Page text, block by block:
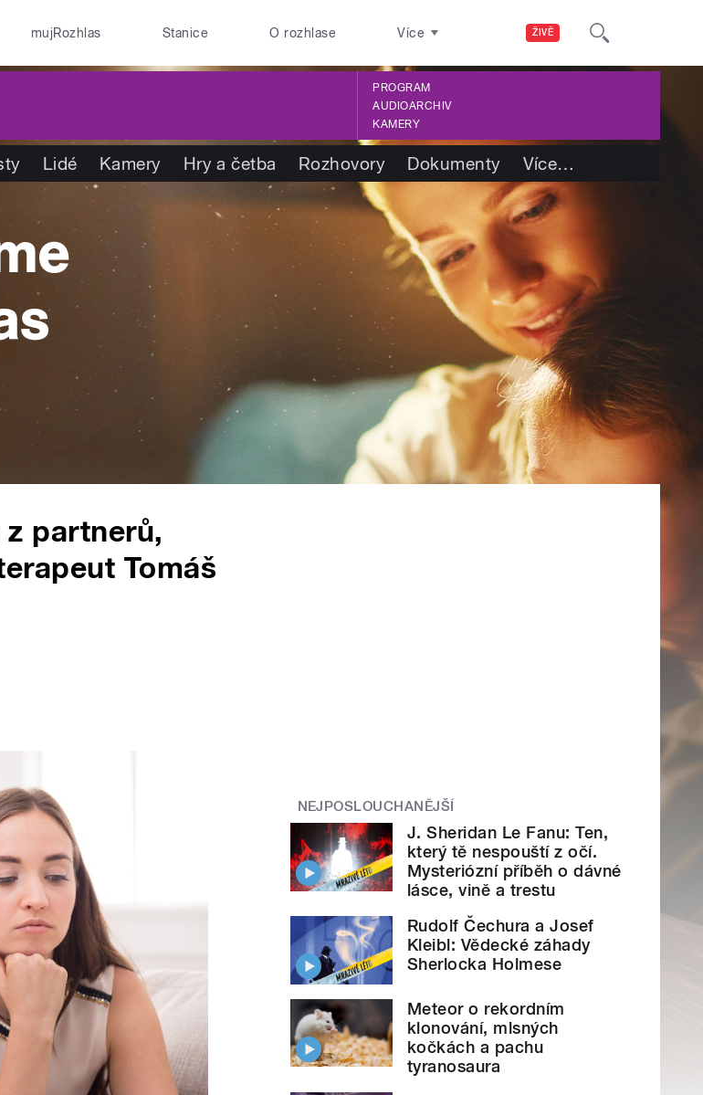
ŽIVĚ
mujRozhlas Stanice O rozhlase Více
PROGRAM
AUDIOARCHIV
KAMERY
Lidé Kamery Hry a četba Rozhovory Dokumenty Více…
partnerů,
Tomáš
NEJPOSLOUCHANĚJŠÍ
J. Sheridan Le Fanu: Ten,
který tě nespouští z očí.
Mysteriózní příběh o dávné
lásce, vině a trestu
Rudolf Čechura a Josef
Kleibl: Vědecké záhady
Sherlocka Holmese
Meteor o rekordním
klonování, mlsných
kočkách a pachu
tyranosaura